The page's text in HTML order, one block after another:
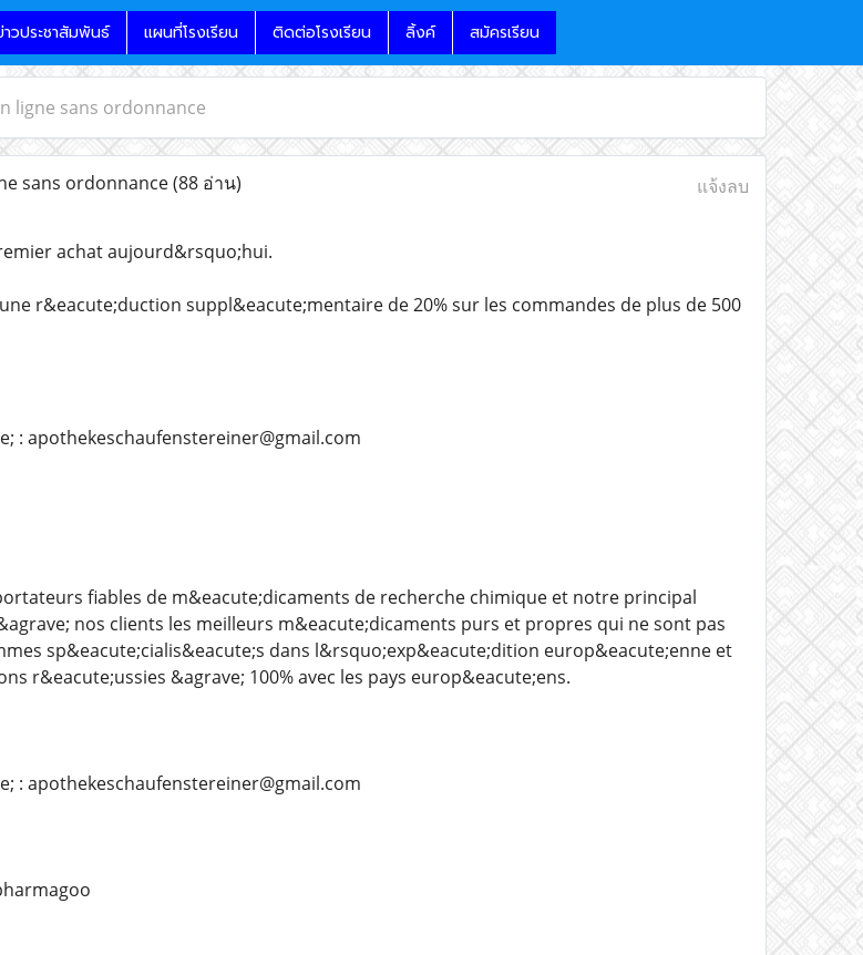
าวประชาสัมพันธ์ แผนที่โรงเรียน ติดต่อโรงเรียน ลิ้งค์ สมัครเรียน
ligne sans ordonnance
sans ordonnance(88 อ่าน) แจ้งลบ
achat aujourd&rsquo;hui.
r&eacute;duction suppl&eacute;mentaire de 20% sur les commandes de plus de 500
: apothekeschaufenstereiner@gmail.com
fiables de m&eacute;dicaments de recherche chimique et notre principal
nos clients les meilleurs m&eacute;dicaments purs et propres qui ne sont pas
sp&eacute;cialis&eacute;s dans l&rsquo;exp&eacute;dition europ&eacute;enne et
r&eacute;ussies &agrave; 100% avec les pays europ&eacute;ens.
: apothekeschaufenstereiner@gmail.com